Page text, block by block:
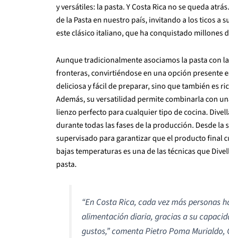
y versátiles: la pasta. Y Costa Rica no se queda
de la Pasta en nuestro país, invitando a los ticos a
este clásico italiano, que ha conquistado millones
Aunque tradicionalmente asociamos la pasta con
fronteras, convirtiéndose en una opción presente
deliciosa y fácil de preparar, sino que también es
Además, su versatilidad permite combinarla con
lienzo perfecto para cualquier tipo de cocina.
durante todas las fases de la producción. Desde la
supervisado para garantizar que el producto final
bajas temperaturas es una de las técnicas que
pasta.
“En Costa Rica, cada vez más
alimentación diaria, gracias a su
gustos,” comenta Pietro Poma